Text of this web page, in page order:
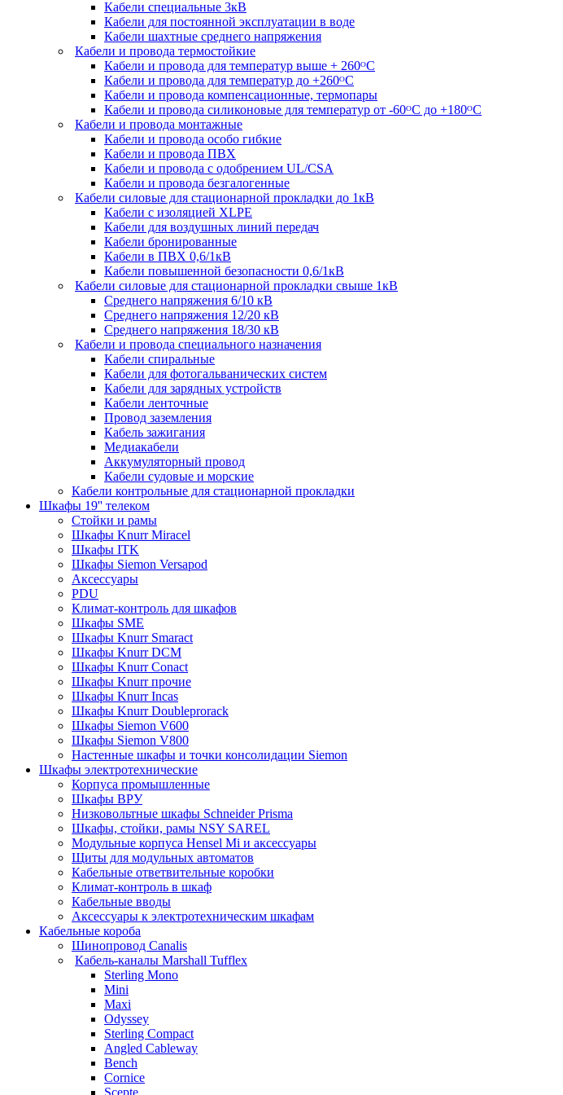
Кабели специальные 3кВ
Кабели для постоянной эксплуатации в воде
Кабели шахтные среднего напряжения
Кабели и провода термостойкие
Кабели и провода для температур выше + 260ᴼС
Кабели и провода для температур до +260ᴼС
Кабели и провода компенсационные, термопары
Кабели и провода силиконовые для температур от -60ᴼC до +180ᴼС
Кабели и провода монтажные
Кабели и провода особо гибкие
Кабели и провода ПВХ
Кабели и провода с одобрением UL/CSA
Кабели и провода безгалогенные
Кабели силовые для стационарной прокладки до 1кВ
Кабели c изоляцией XLPE
Кабели для воздушных линий передач
Кабели бронированные
Кабели в ПВХ 0,6/1кВ
Кабели повышенной безопасности 0,6/1кВ
Кабели силовые для стационарной прокладки свыше 1кВ
Среднего напряжения 6/10 кВ
Среднего напряжения 12/20 кВ
Среднего напряжения 18/30 кВ
Кабели и провода специального назначения
Кабели спиральные
Кабели для фотогальванических систем
Кабели для зарядных устройств
Кабели ленточные
Провод заземления
Кабель зажигания
Медиакабели
Аккумуляторный провод
Кабели судовые и морские
Кабели контрольные для стационарной прокладки
Шкафы 19'' телеком
Стойки и рамы
Шкафы Knurr Miracel
Шкафы ITK
Шкафы Siemon Versapod
Аксессуары
PDU
Климат-контроль для шкафов
Шкафы SME
Шкафы Knurr Smaract
Шкафы Knurr DCM
Шкафы Knurr Conact
Шкафы Knurr прочие
Шкафы Knurr Incas
Шкафы Knurr Doubleprorack
Шкафы Siemon V600
Шкафы Siemon V800
Настенные шкафы и точки консолидации Siemon
Шкафы электротехнические
Корпуса промышленные
Шкафы ВРУ
Низковольтные шкафы Schneider Prisma
Шкафы, стойки, рамы NSY SAREL
Модульные корпуса Hensel Mi и аксессуары
Щиты для модульных автоматов
Кабельные ответвительные коробки
Климат-контроль в шкаф
Кабельные вводы
Аксессуары к электротехническим шкафам
Кабельные короба
Шинопровод Canalis
Кабель-каналы Marshall Tufflex
Sterling Mono
Mini
Maxi
Odyssey
Sterling Compact
Angled Cableway
Bench
Cornice
Scepte